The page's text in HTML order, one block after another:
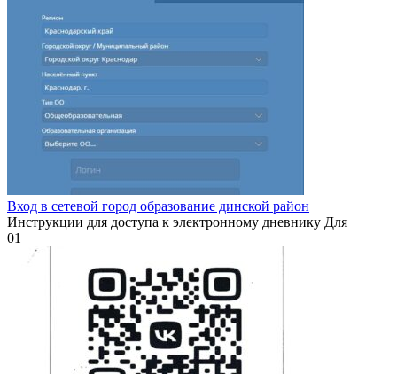
Вход в сетевой город образование динской район
Инструкции для доступа к электронному дневнику Для
01